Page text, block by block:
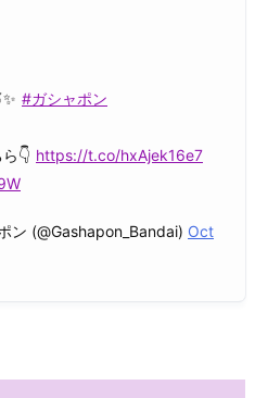
#ガシャポン
👇 https://t.co/hxAjek16e7
ン (@Gashapon_Bandai) Oct